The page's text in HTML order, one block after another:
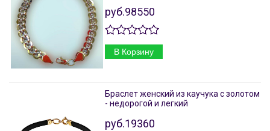
руб.98550
В Корзину
Браслет женский из каучука с золотом
- недорогой и легкий
руб.19360